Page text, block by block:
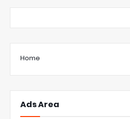
Home
Ads Area